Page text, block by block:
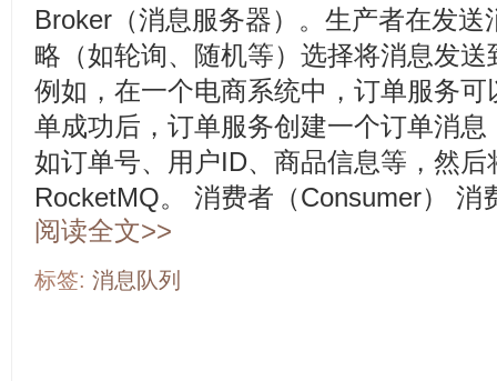
Broker（消息服务器）。生产者在发
略（如轮询、随机等）选择将消息发
例如，在一个电商系统中，订单服务
单成功后，订单服务创建一个订单消
如订单号、用户ID、商品信息等，然后
RocketMQ。 消费者（Consumer） 消
阅读全文>>
标签: 消息队列